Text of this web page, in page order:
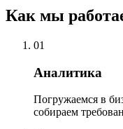
Как мы
01
Аналитика
Погружаемся в
собираем